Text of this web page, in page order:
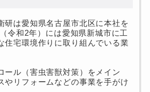
研は愛知県名古屋市北区に本社を
令和2年）には愛知県新城市に工
住宅環境作りに取り組んでいる業
ール（害虫害獣対策）をメイン
やリフォームなどの事業を手がけ